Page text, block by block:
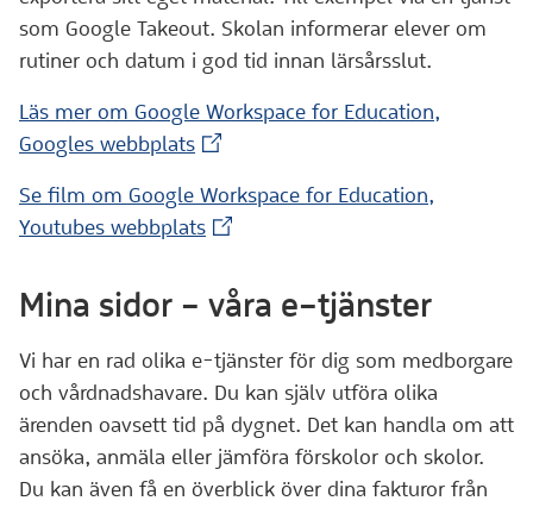
som Google Takeout. Skolan informerar elever om
rutiner och datum i god tid innan lärsårsslut.
Läs mer om Google Workspace for Education,
Googles webbplats(Extern webbplats)
Se film om Google Workspace for Education,
Youtubes webbplats(Extern webbplats)
Mina sidor – våra e–tjänster
Vi har en rad olika e-tjänster för dig som medborgare
och vårdnadshavare. Du kan själv utföra olika
ärenden oavsett tid på dygnet. Det kan handla om att
ansöka, anmäla eller jämföra förskolor och skolor.
Du kan även få en överblick över dina fakturor från